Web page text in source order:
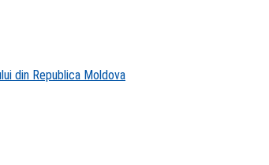
din Republica Moldova